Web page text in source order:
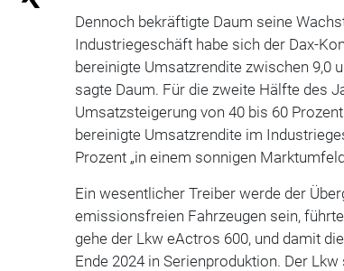
Dennoch bekräftigte Daum seine
Industriegeschäft habe sich der Dax-
bereinigte Umsatzrendite zwischen 9,0
sagte Daum. Für die zweite Hälfte des
Umsatzsteigerung von 40 bis 60
bereinigte Umsatzrendite im
Prozent „in einem sonnigen
Ein wesentlicher Treiber werde der
emissionsfreien Fahrzeugen sein,
gehe der Lkw eActros 600, und damit
Ende 2024 in Serienproduktion. Der